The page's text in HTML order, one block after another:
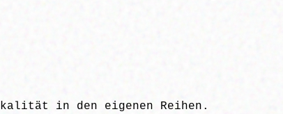
in den eigenen Reihen.